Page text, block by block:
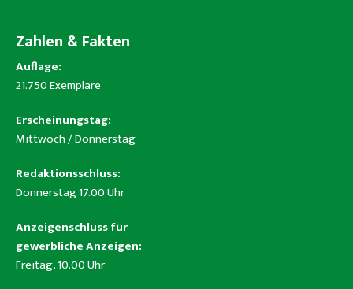
Zahlen & Fakten
Auflage:
21.750 Exemplare
Erscheinungstag:
Mittwoch / Donnerstag
Redaktionsschluss:
Donnerstag 17.00 Uhr
Anzeigenschluss für
gewerbliche Anzeigen:
Freitag, 10.00 Uhr